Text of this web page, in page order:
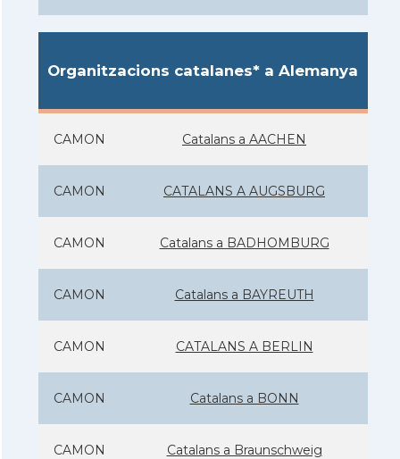
Organitzacions catalanes* a Alemanya
CAMON Catalans a AACHEN
CAMON CATALANS A AUGSBURG
CAMON Catalans a BADHOMBURG
CAMON Catalans a BAYREUTH
CAMON CATALANS A BERLIN
CAMON Catalans a BONN
CAMON Catalans a Braunschweig